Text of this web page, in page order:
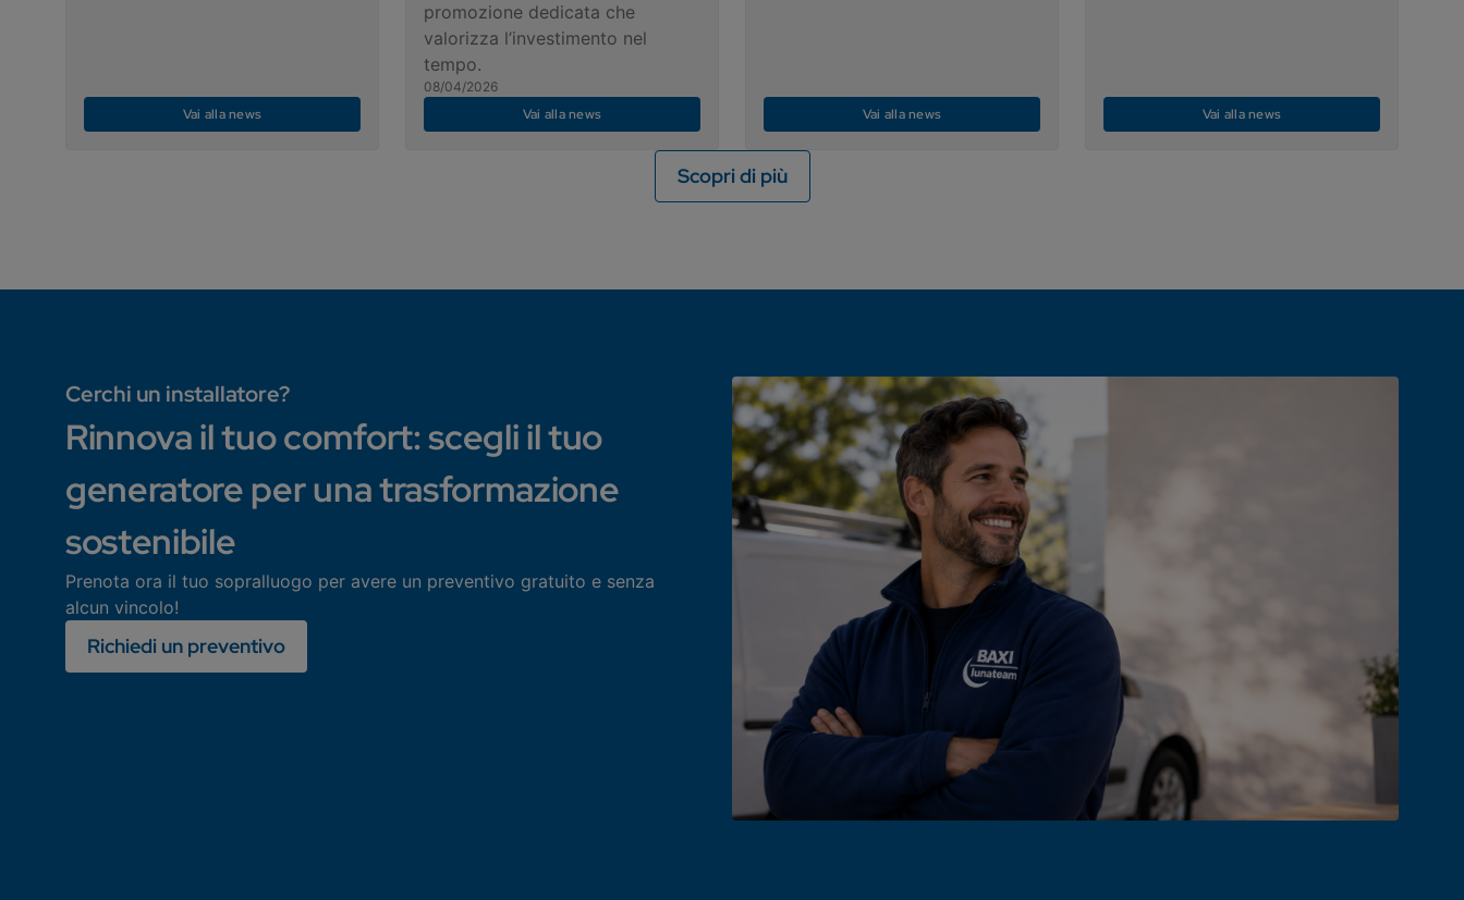
Vai alla news
promozione dedicata che
valorizza l’investimento nel
tempo.
08/04/2026
Vai alla news Vai alla news Vai alla news
Scopri di più
Cerchi un installatore?
Rinnova il tuo comfort: scegli il tuo
generatore per una trasformazione
sostenibile
Prenota ora il tuo sopralluogo per avere un preventivo gratuito e senza
alcun vincolo!
Richiedi un preventivo